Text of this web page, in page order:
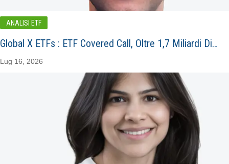
ANALISI ETF
Global X ETFs : ETF Covered Call, Oltre 1,7 Miliardi Di…
Lug 16, 2026